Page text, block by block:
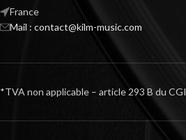
France
Mail : contact@kilm-music.com
*TVA non applicable – article 293 B du CGI